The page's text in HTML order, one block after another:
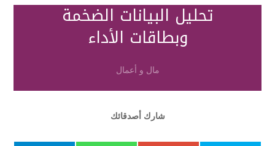
تحليل البيانات الضخمة
وبطاقات الأداء
مال و أعمال
شارك أصدقائك